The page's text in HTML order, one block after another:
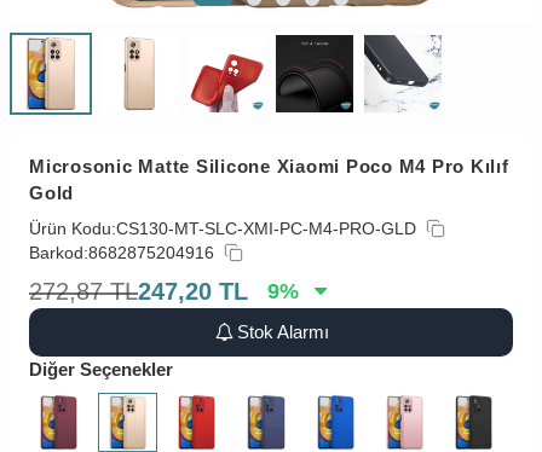
Microsonic Matte Silicone Xiaomi Poco M4 Pro Kılıf
Gold
Ürün Kodu:CS130-MT-SLC-XMI-PC-M4-PRO-GLD
Barkod:8682875204916
272,87 TL247,20 TL 9%
Stok Alarmı
Diğer Seçenekler